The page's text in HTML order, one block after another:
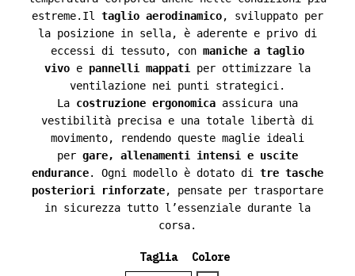
estreme.Il
taglio aerodinamico, sviluppato per
la posizione in sella, è aderente e privo di
eccessi di tessuto, con maniche a taglio
vivo e pannelli mappati
per ottimizzare la
ventilazione nei punti strategici.
La costruzione ergonomica assicura una
vestibilità precisa e una totale libertà di
movimento, rendendo queste maglie ideali
per gare, allenamenti intensi e uscite
endurance. Ogni modello è dotato di
tre tasche
posteriori rinforzate, pensate per trasportare
in sicurezza tutto l’essenziale durante la
corsa.
Taglia
Colore